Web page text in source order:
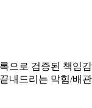
으로 검증된 책임
내드리는 막힘/배관